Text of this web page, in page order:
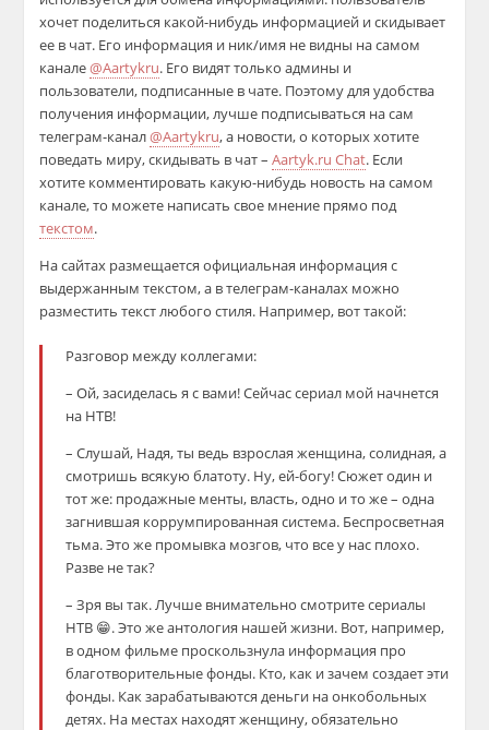
хочет поделиться какой-нибудь информацией и скидывает
ее в чат. Его информация и ник/имя не видны на самом
канале@Aartykru. Его видят только админы и
пользователи, подписанные в чате. Поэтому для удобства
получения информации, лучше подписываться на сам
телеграм-канал@Aartykru, а новости, о которых хотите
поведать миру, скидывать в чат –Aartyk.ru Chat. Если
хотите комментировать какую-нибудь новость на самом
канале, то можете написать свое мнение прямо под
текстом.
На сайтах размещается официальная информация с
выдержанным текстом, а в телеграм-каналах можно
разместить текст любого стиля. Например, вот такой:
Разговор между коллегами:
– Ой, засиделась я с вами! Сейчас сериал мой начнется
на НТВ!
– Слушай, Надя, ты ведь взрослая женщина, солидная, а
смотришь всякую блатоту. Ну, ей-богу! Сюжет один и
тот же: продажные менты, власть, одно и то же – одна
загнившая коррумпированная система. Беспросветная
тьма. Это же промывка мозгов, что все у нас плохо.
Разве не так?
– Зря вы так. Лучше внимательно смотрите сериалы
НТВ 😁. Это же антология нашей жизни. Вот, например,
в одном фильме проскользнула информация про
благотворительные фонды. Кто, как и зачем создает эти
фонды. Как зарабатываются деньги на онкобольных
детях. На местах находят женщину, обязательно